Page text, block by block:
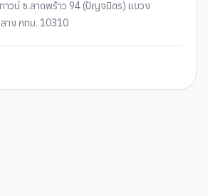
าวน์ ซ.ลาดพร้าว 94 (ปัญจมิตร) แขวง
าง กทม. 10310